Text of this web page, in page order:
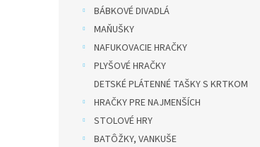
BÁBKOVÉ DIVADLÁ
MAŇUŠKY
NAFUKOVACIE HRAČKY
PLYŠOVÉ HRAČKY
DETSKÉ PLÁTENNÉ TAŠKY S KRTKOM
HRAČKY PRE NAJMENŠÍCH
STOLOVÉ HRY
BATÔŽKY, VANKUŠE